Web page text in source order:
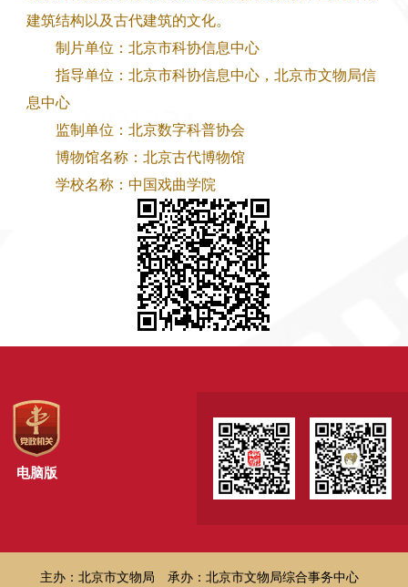
建筑结构以及古代建筑的文化。
制片单位：北京市科协信息中心
指导单位：北京市科协信息中心，北京市文物局信
息中心
监制单位：北京数字科普协会
博物馆名称：北京古代博物馆
学校名称：中国戏曲学院
电脑版
主办：北京市文物局 承办：北京市文物局综合事务中心